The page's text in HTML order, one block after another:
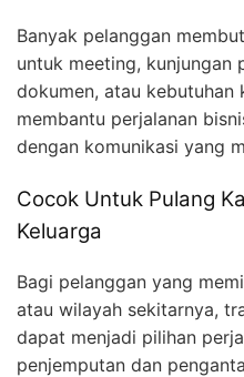
Banyak pelanggan
untuk meeting, kunjungan
dokumen, atau kebutuhan
membantu perjalanan
dengan komunikasi yang
Cocok Untuk Pulang
Keluarga
Bagi pelanggan yang
atau wilayah sekitarnya,
dapat menjadi pilihan
penjemputan dan